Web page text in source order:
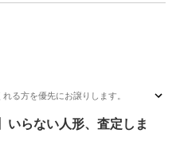
る方を優先にお譲りします。
調家電 譲り
いらない人形、査定しま